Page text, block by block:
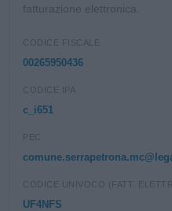
fatturazione elettronica.
CODICE FISCALE
00265950436
CODICE IPA
c_i651
PEC
CODICE UNIVOCO (FATT.
UF4NFS